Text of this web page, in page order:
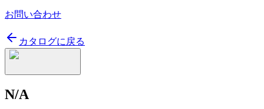
お問い合わせ
カタログに戻る
N/A